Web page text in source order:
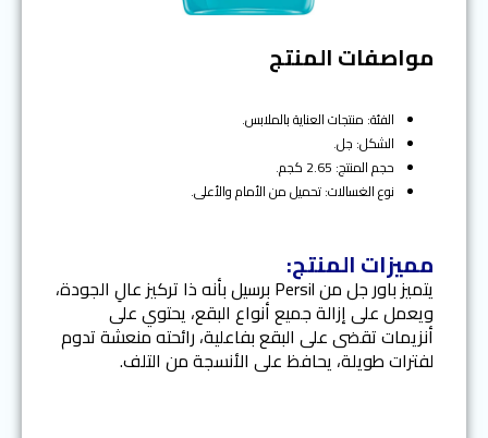
مواصفات المنتج
الفئة: منتجات العناية بالملابس.
الشكل: جل.
حجم المنتج: 2.65 كجم.
نوع الغسالات: تحميل من الأمام والأعلى.
مميزات المنتج:
يتميز باور جل من Persil برسيل بأنه ذا تركيز عالِ الجودة،
ويعمل على إزالة جميع أنواع البقع، يحتوي على
أنزيمات تقضى على البقع بفاعلية، رائحته منعشة تدوم
لفترات طويلة، يحافظ على الأنسجة من التلف.